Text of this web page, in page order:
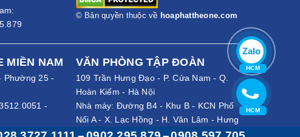
HCM
© Bản quyền thuộc về hoaphattheone.com
MIỀN NAM
Phường 25 -
-
597 705 -
VĂN PHÒNG TẬP ĐOÀN
109 Trần Hưng Đạo - P. Cửa Nam - Q.
Hoàn Kiếm - Hà Nội
Nhà máy: Đường B4 - Khu B - KCN Phố
Nối A - X. Lạc Hồng - H. Văn Lâm - Hưng
Yên
Zalo
HCM